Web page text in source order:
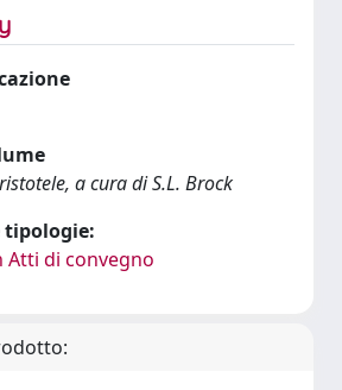
a cura di S.L. Brock
tipologie:
Atti di convegno